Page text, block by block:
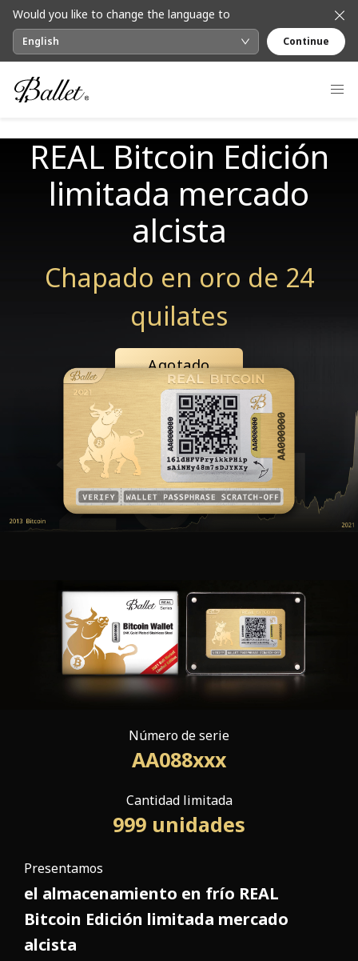
Would you like to change the language to
English Continue
REAL Bitcoin Edición
limitada mercado
alcista
Chapado en oro de 24
quilates
Agotado
Número de serie
AA088xxx
Cantidad limitada
999 unidades
Presentamos
el almacenamiento en frío REAL
Bitcoin Edición limitada mercado
alcista